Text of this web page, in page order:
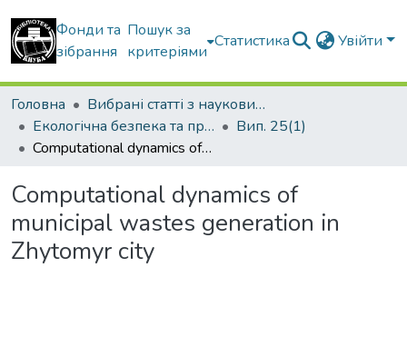
Фонди та
зібрання
Пошук за
критеріями
Статистика Увійти
Головна
Вибрані статті з наукових збірників КНУБА
Екологічна безпека та природокористування
Вип. 25(1)
Computational dynamics of municipal wastes generation in Zhytomyr city
Computational dynamics of
municipal wastes generation in
Zhytomyr city